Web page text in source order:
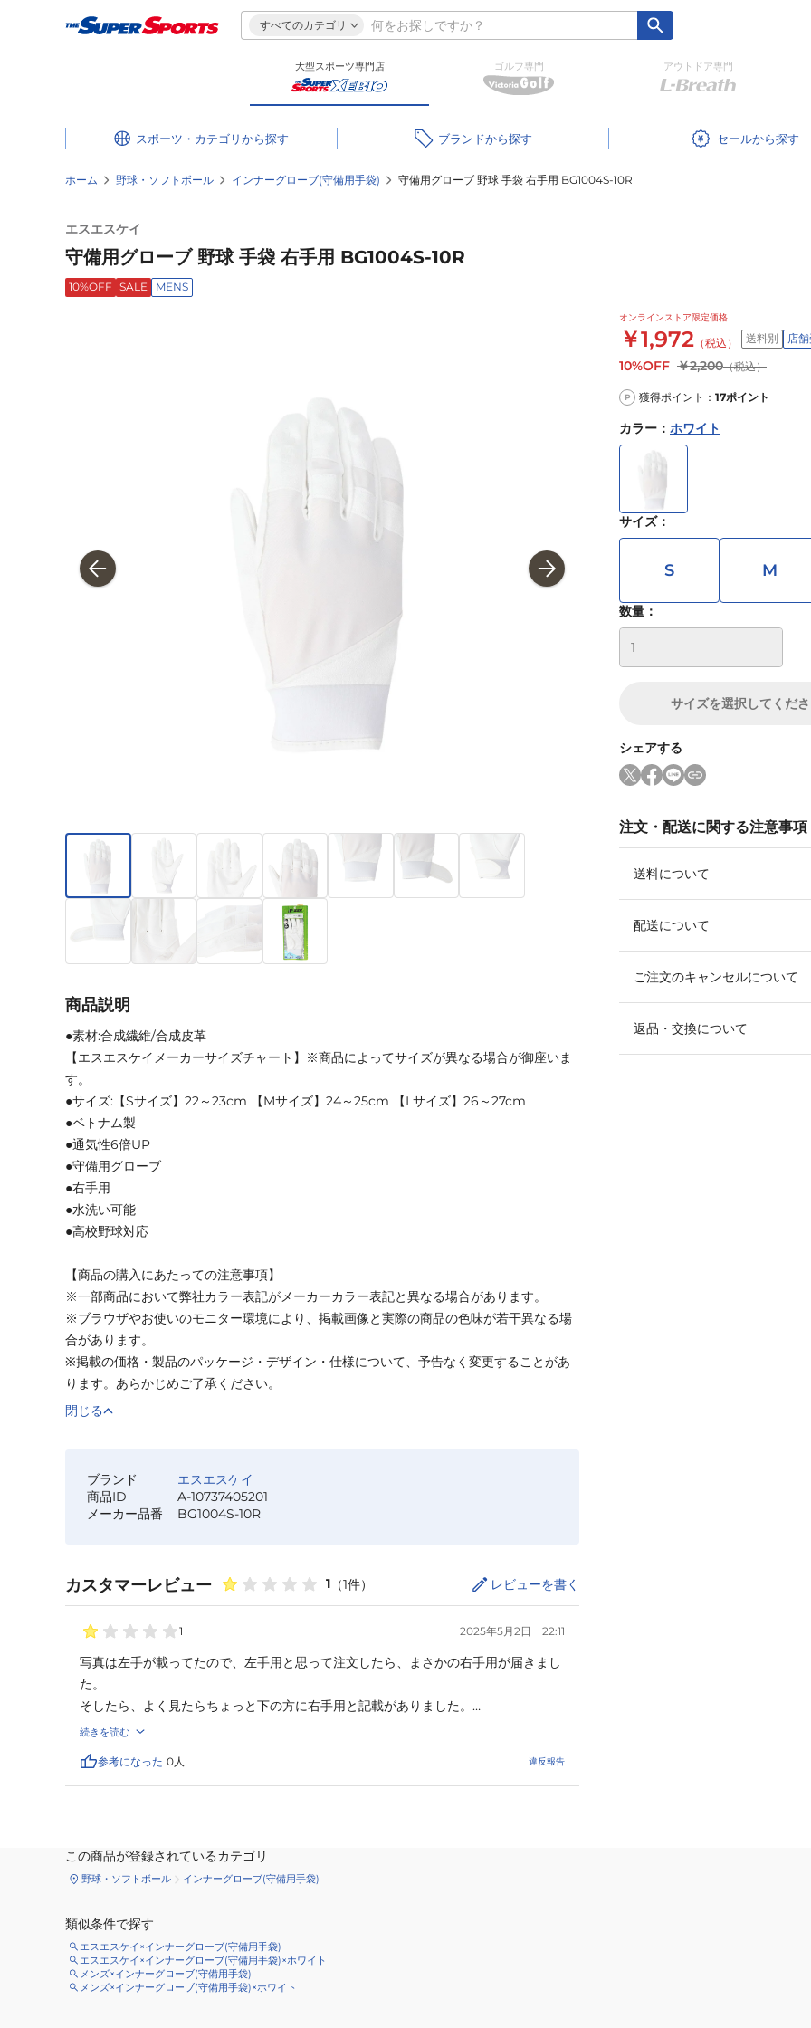
すべてのカテゴリ
大型スポーツ専門店 ゴルフ専門 アウトドア専門
スポーツ・カテゴリ ブランド セール
ホーム 野球・ソフトボール インナーグローブ(守備用手袋) 守備用グローブ 野球 手袋 右手用 BG1004S-10R
エスエスケイ
守備用グローブ 野球 手袋 右手用 BG1004S-10R
10%OFF SALE MENS
オンラインストア限定価格
￥1,972 （税込） 送料別 店
10%OFF ￥2,200（税込）
P 獲得ポイント： 17ポイント
カラー ： ホワイト
サイズ：
S M
数量：
サイズを選択してくだ
シェアする
注文・配送に関する注意事項
送料について
配送について
ご注文のキャンセルについて
返品・交換について
商品説明
●素材:合成繊維/合成皮革
【エスエスケイメーカーサイズチャート】※商品によってサイズが異なる場合が御座いま
す。
●サイズ:【Sサイズ】22～23cm 【Mサイズ】24～25cm 【Lサイズ】26～27cm
●ベトナム製
●通気性6倍UP
●守備用グローブ
●右手用
●水洗い可能
●高校野球対応
【商品の購入にあたっての注意事項】
※一部商品において弊社カラー表記がメーカーカラー表記と異なる場合があります。
※ブラウザやお使いのモニター環境により、掲載画像と実際の商品の色味が若干異なる場
合があります。
※掲載の価格・製品のパッケージ・デザイン・仕様について、予告なく変更することがあ
ります。あらかじめご了承ください。
閉じる
ブランド
エスエスケイ
商品ID
A-10737405201
メーカー品番
BG1004S-10R
カスタマーレビュー 1 （1件） レビューを書く
1 2025年5月2日 22:11
写真は左手が載ってたので、左手用と思って注文したら、まさかの右手用が届きまし
た。
そしたら、よく見たらちょっと下の方に右手用と記載がありました。
すごくわかりにくいです。
か、もう少しわかりやすい記載にしてほしいです。
続きを読む
参考になった 0 人 違反報告
この商品が登録されているカテゴリ
野球・ソフトボール インナーグローブ(守備用手袋)
類似条件で探す
エスエスケイ×インナーグローブ(守備用手袋)
エスエスケイ×インナーグローブ(守備用手袋)×ホワイト
メンズ×インナーグローブ(守備用手袋)
メンズ×インナーグローブ(守備用手袋)×ホワイト